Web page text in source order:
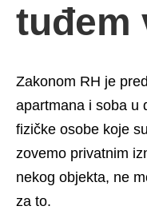
tuđem
Zakonom RH je
apartmana i soba u
fizičke osobe koje
zovemo privatnim
nekog objekta, ne
za to.